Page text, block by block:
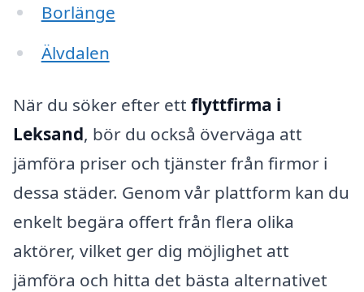
Borlänge
Älvdalen
När du söker efter ett flyttfirma i
Leksand, bör du också överväga att
jämföra priser och tjänster från firmor i
dessa städer. Genom vår plattform kan du
enkelt begära offert från flera olika
aktörer, vilket ger dig möjlighet att
jämföra och hitta det bästa alternativet